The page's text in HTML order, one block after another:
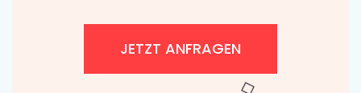
JETZT ANFRAGEN